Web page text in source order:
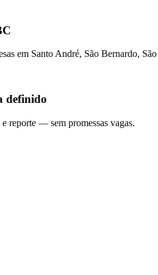
em Santo André, São Bernardo,
definido
reporte — sem promessas vagas.